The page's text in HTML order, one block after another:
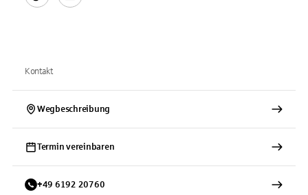
Kontakt
Wegbeschreibung
Termin vereinbaren
+49 6192 20760